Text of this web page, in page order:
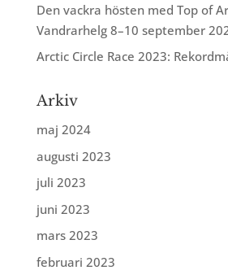
Den vackra hösten med Top of
Vandrarhelg 8–10 september
Arctic Circle Race 2023:
Arkiv
maj 2024
augusti 2023
juli 2023
juni 2023
mars 2023
februari 2023